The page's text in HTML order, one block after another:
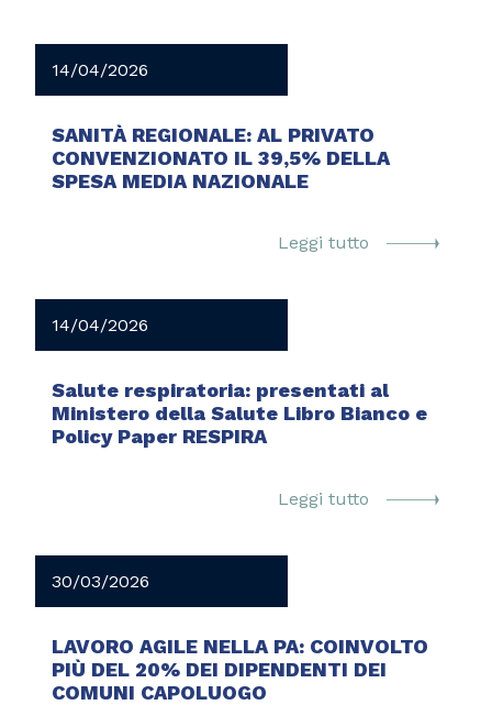
14/04/2026
SANITÀ REGIONALE: AL PRIVATO
CONVENZIONATO IL 39,5% DELLA
SPESA MEDIA NAZIONALE
Leggi tutto
14/04/2026
Salute respiratoria: presentati al
Ministero della Salute Libro Bianco e
Policy Paper RESPIRA
Leggi tutto
30/03/2026
LAVORO AGILE NELLA PA: COINVOLTO
PIÙ DEL 20% DEI DIPENDENTI DEI
COMUNI CAPOLUOGO